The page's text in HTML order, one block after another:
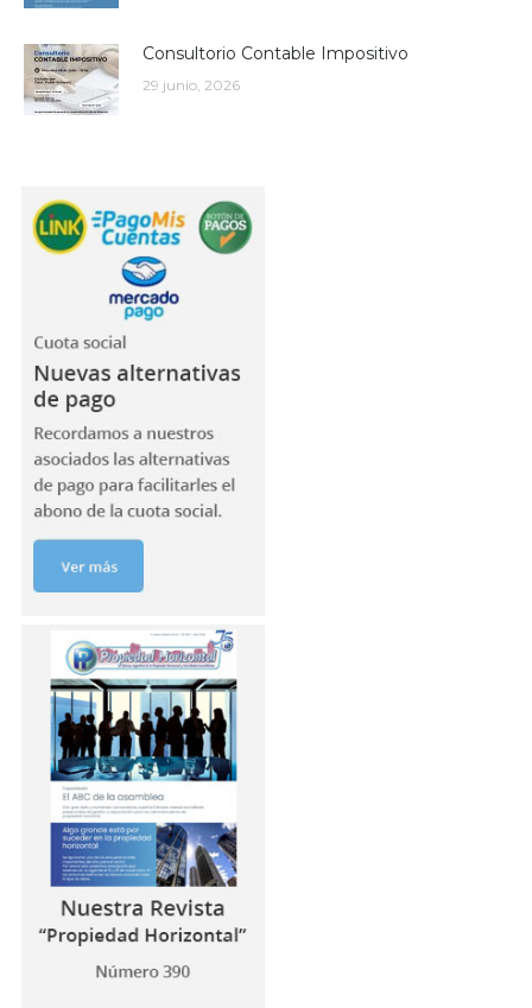
Consultorio Contable Impositivo
29 junio, 2026